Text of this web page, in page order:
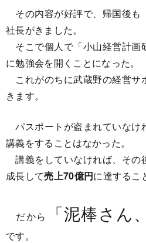
その内容が好評で、帰国後も
社長がきました。
そこで個人で「小山経営計画
に勉強会を開くことになった。
これがのちに武蔵野の経営サ
きます。
パスポートが盗まれていなけ
講義をすることはなかった。
講義をしていなければ、その
成長して売上70億円に達するこ
だから 「泥棒さん
です。